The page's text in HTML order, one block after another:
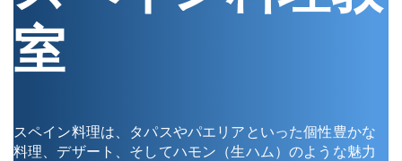
室
スペイン料理は、タパスやパエリアといった個性豊かな
料理、デザート、そしてハモン（生ハム）のような魅力